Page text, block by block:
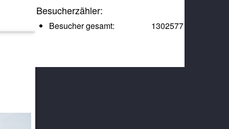
Besucherzähler:
1302577
Besucher gesamt: